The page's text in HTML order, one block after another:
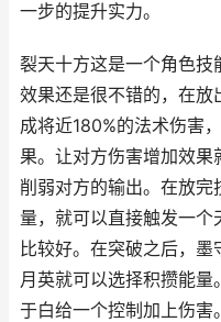
一步的提升实力。
裂天十方这是一个角色技
效果还是很不错的，在
成将近180%的法术伤害
果。让对方伤害增加效
削弱对方的输出。在放
量，就可以直接触发一
比较好。在突破之后，
月英就可以选择积攒能量
于白给一个控制加上伤害。